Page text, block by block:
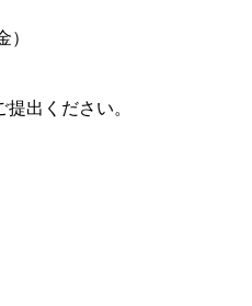
）
出ください。